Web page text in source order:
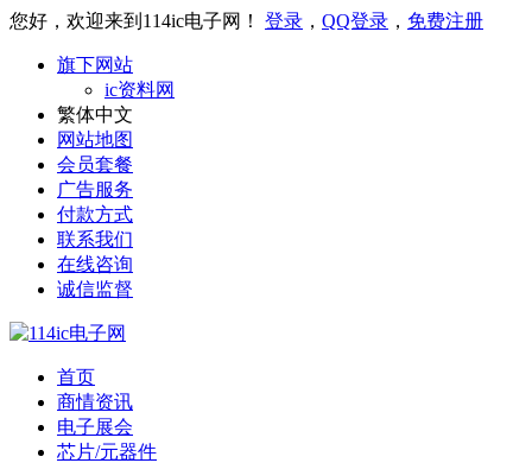
您好，欢迎来到114ic电子网！ 登录 ， QQ登录 ， 免费注册
旗下网站
ic资料网
繁体中文
网站地图
会员套餐
广告服务
付款方式
联系我们
在线咨询
诚信监督
首页
商情资讯
电子展会
芯片/元器件